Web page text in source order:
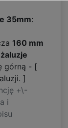
35mm:
160 mm
żaluzje
górną - [
]
+\-
i